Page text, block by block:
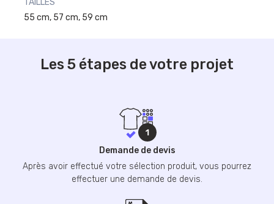
TAILLES
55 cm, 57 cm, 59 cm
Les 5 étapes de votre projet
Demande de devis
Après avoir effectué votre sélection produit, vous pourrez
effectuer une demande de devis.